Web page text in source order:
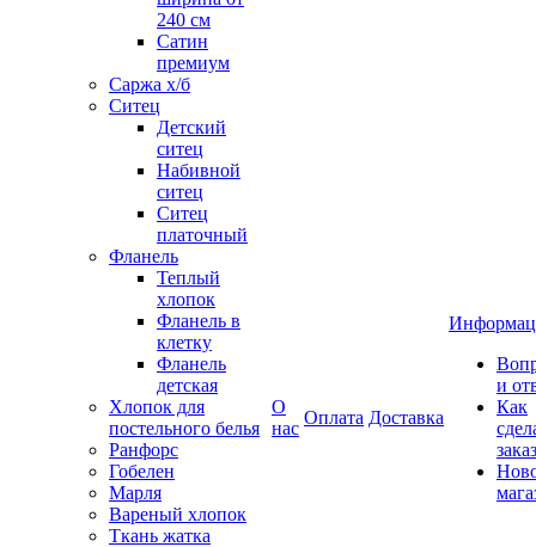
240 см
Сатин
премиум
Саржа х/б
Ситец
Детский
ситец
Набивной
ситец
Ситец
платочный
Фланель
Теплый
хлопок
Фланель в
клетку
Фланель
детская
Хлопок для
постельного белья
Ранфорс
Гобелен
Марля
Вареный хлопок
Ткань жатка
О
нас
Оплата Доставка
и
Как
заказ